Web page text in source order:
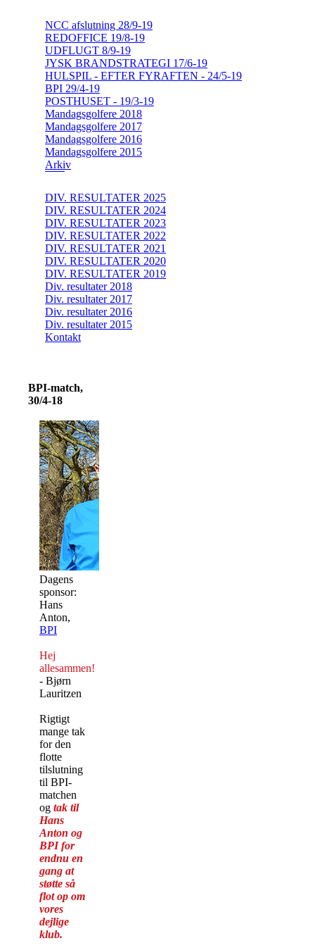
NCC afslutning 28/9-19
REDOFFICE 19/8-19
UDFLUGT 8/9-19
JYSK BRANDSTRATEGI 17/6-19
HULSPIL - EFTER FYRAFTEN - 24/5-19
BPI 29/4-19
POSTHUSET - 19/3-19
Mandagsgolfere 2018
Mandagsgolfere 2017
Mandagsgolfere 2016
Mandagsgolfere 2015
Arkiv
DIV. RESULTATER 2025
DIV. RESULTATER 2024
DIV. RESULTATER 2023
DIV. RESULTATER 2022
DIV. RESULTATER 2021
DIV. RESULTATER 2020
DIV. RESULTATER 2019
Div. resultater 2018
Div. resultater 2017
Div. resultater 2016
Div. resultater 2015
Kontakt
BPI-match,
30/4-18
Dagens
sponsor:
Hans
Anton,
BPI
Hej
allesammen!
- Bjørn
Lauritzen
Rigtigt
mange tak
for den
flotte
tilslutning
til BPI-
matchen
og tak til
Hans
Anton og
BPI for
endnu en
gang at
støtte så
flot op om
vores
dejlige
klub.